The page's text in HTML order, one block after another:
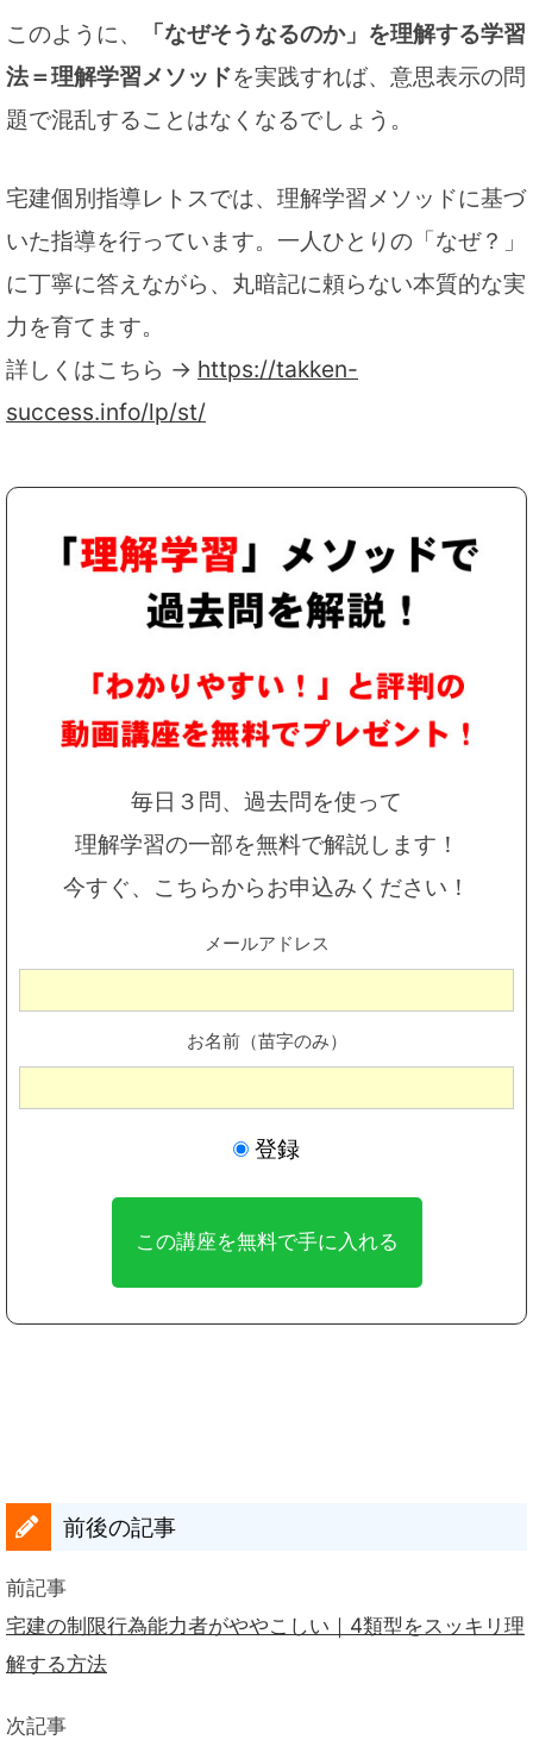
このように、
「なぜそうなるのか」を理解する学習
法＝理解学習メソッドを実践すれば、意思表示の問
題で混乱することはなくなるでしょう。
宅建個別指導レトスでは、理解学習メソッドに基づ
いた指導を行っています。一人ひとりの「なぜ？」
に丁寧に答えながら、丸暗記に頼らない本質的な実
力を育てます。
詳しくはこちら → https://takken-
success.info/lp/st/
毎日３問、過去問を使って
理解学習の一部を無料で解説します！
今すぐ、こちらからお申込みください！
メールアドレス
お名前（苗字のみ）
登録
前後の記事
前記事
宅建の制限行為能力者がややこしい｜4類型をスッキリ理
解する方法
次記事